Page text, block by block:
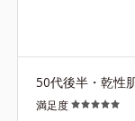
50代後半・乾性
満足度